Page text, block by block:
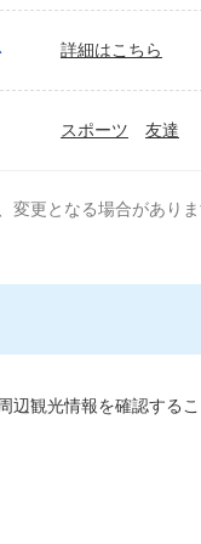
詳細はこちら
スポーツ 友達
変更となる場合があり
辺観光情報を確認するこ